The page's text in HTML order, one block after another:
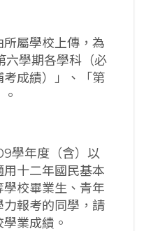
屬學校上傳，為
六學期各學科（必
成績）」、「第
學年度（含）以
十二年國民基本
校畢業生、青年
報考的同學，請
業成績。